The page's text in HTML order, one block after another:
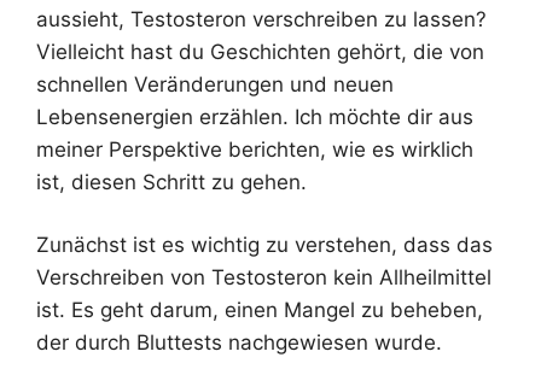
aussieht, Testosteron verschreiben zu lassen?
Vielleicht hast du Geschichten gehört, die von
schnellen Veränderungen und neuen
Lebensenergien erzählen. Ich möchte dir aus
meiner Perspektive berichten, wie es wirklich
ist, diesen Schritt zu gehen.
Zunächst ist es wichtig zu verstehen, dass das
Verschreiben von Testosteron kein Allheilmittel
ist. Es geht darum, einen Mangel zu beheben,
der durch Bluttests nachgewiesen wurde.